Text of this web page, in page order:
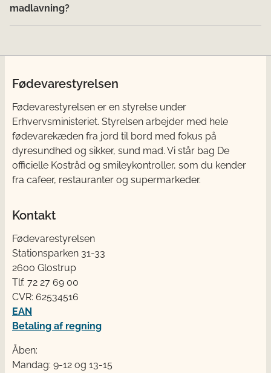
madlavning?
Fødevarestyrelsen
Fødevarestyrelsen er en styrelse under
Erhvervsministeriet. Styrelsen arbejder med hele
fødevarekæden fra jord til bord med fokus på
dyresundhed og sikker, sund mad. Vi står bag De
officielle Kostråd og smileykontroller, som du kender
fra cafeer, restauranter og supermarkeder.
Kontakt
Fødevarestyrelsen
Stationsparken 31-33
2600 Glostrup
Tlf. 72 2​​​7 69 00
CVR: 62534516
EAN
Betaling af regning
Åben:
Mandag: 9-12 og 13-15